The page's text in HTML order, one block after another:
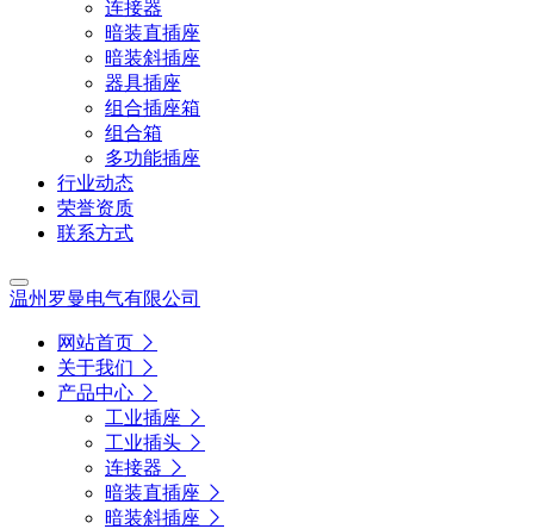
连接器
暗装直插座
暗装斜插座
器具插座
组合插座箱
组合箱
多功能插座
行业动态
荣誉资质
联系方式
温州罗曼电气有限公司
网站首页
关于我们
产品中心
工业插座
工业插头
连接器
暗装直插座
暗装斜插座